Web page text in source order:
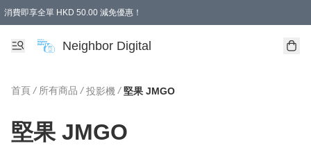
消費即享全單 HKD 50.00 減免優惠！
Neighbor Digital
首頁 / 所有商品 / 投影機 / 堅果 JMGO
堅果 JMGO